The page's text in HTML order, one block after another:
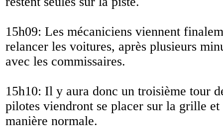
15h09: Les mécaniciens viennent
relancer les voitures, après plusieurs
avec les commissaires.
15h10: Il y aura donc un troisième tour
pilotes viendront se placer sur la grille
manière normale.